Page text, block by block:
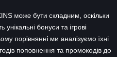
може бути складним, оскільки
бонуси та ігрові
порівнянні ми аналізуємо їхні
поповнення та промокодів до